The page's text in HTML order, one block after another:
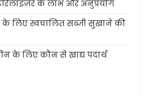
के लाभ और अनुप्रयोग
लिए स्वचालित सब्जी सुखाने की
के लिए कौन से खाद्य पदार्थ